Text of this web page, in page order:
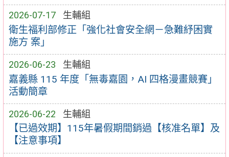
2026-07-17 生輔組
衛生福利部修正「強化社會安全網－急難紓困實
施方 案」
2026-06-23 生輔組
嘉義縣 115 年度「無毒嘉園，AI 四格漫畫競賽」
活動簡章
2026-06-22 生輔組
【已過效期】115年暑假期間銷過【核准名單】及
【注意事項】